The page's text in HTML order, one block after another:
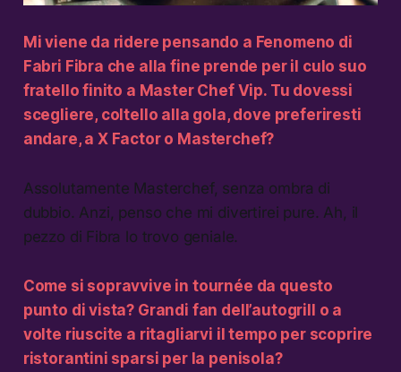
Mi viene da ridere pensando a Fenomeno di
Fabri Fibra che alla fine prende per il culo suo
fratello finito a Master Chef Vip. Tu dovessi
scegliere, coltello alla gola, dove preferiresti
andare, a X Factor o Masterchef?
Assolutamente Masterchef, senza ombra di
dubbio. Anzi, penso che mi divertirei pure. Ah, il
pezzo di Fibra lo trovo geniale.
Come si sopravvive in tournée da questo
punto di vista? Grandi fan dell’autogrill o a
volte riuscite a ritagliarvi il tempo per scoprire
ristorantini sparsi per la penisola?